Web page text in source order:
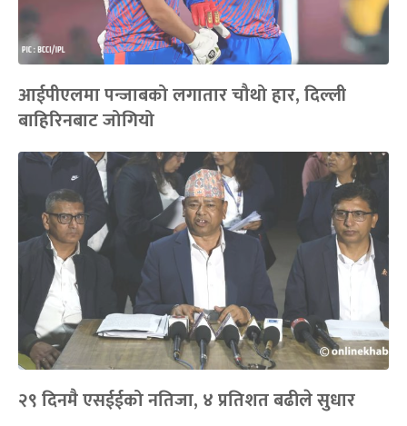
आईपीएलमा पन्जाबको लगातार चौथो हार, दिल्ली
बाहिरिनबाट जोगियो
२९ दिनमै एसईईको नतिजा, ४ प्रतिशत बढीले सुधार